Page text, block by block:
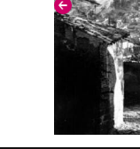
CC BY-NC-